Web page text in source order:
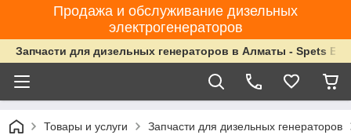
Продажа и обслуживание дизельных
электрогенераторов
Запчасти для дизельных генераторов в Алматы - Spets
Товары и услуги Запчасти для дизельных генераторов